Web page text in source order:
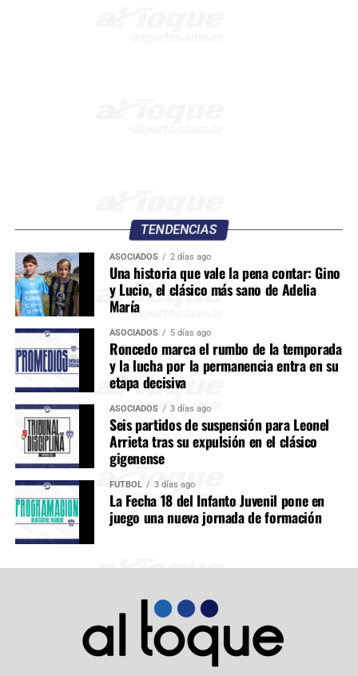
TENDENCIAS
ASOCIADOS 2 días ago
Una historia que vale la pena contar: Gino
y Lucio, el clásico más sano de Adelia
María
ASOCIADOS 5 días ago
Roncedo marca el rumbo de la temporada
y la lucha por la permanencia entra en su
etapa decisiva
ASOCIADOS 3 días ago
Seis partidos de suspensión para Leonel
Arrieta tras su expulsión en el clásico
gigenense
FÚTBOL 3 días ago
La Fecha 18 del Infanto Juvenil pone en
juego una nueva jornada de formación